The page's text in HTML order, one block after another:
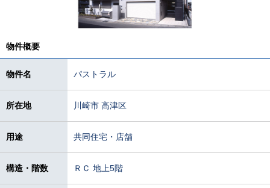
物件概要
物件名 パストラル
所在地 川崎市 高津区
用途 共同住宅・店舗
構造・階数 ＲＣ 地上5階